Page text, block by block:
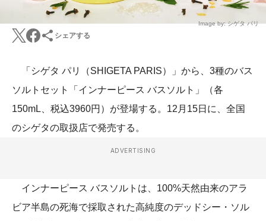
Image by: シゲタ パリ
シェアする
「シゲタ パリ（SHIGETA PARIS）」から、3種のバス
ソルトセット「インナーピース バスソルト」（各
150mL、税込3960円）が登場する。12月15日に、全国
のシゲタの取扱店で発売する。
ADVERTISING
インナーピース バスソルトは、100%天然由来のアラ
ビア半島の死海で採取された高純度のデッドシー・ソル